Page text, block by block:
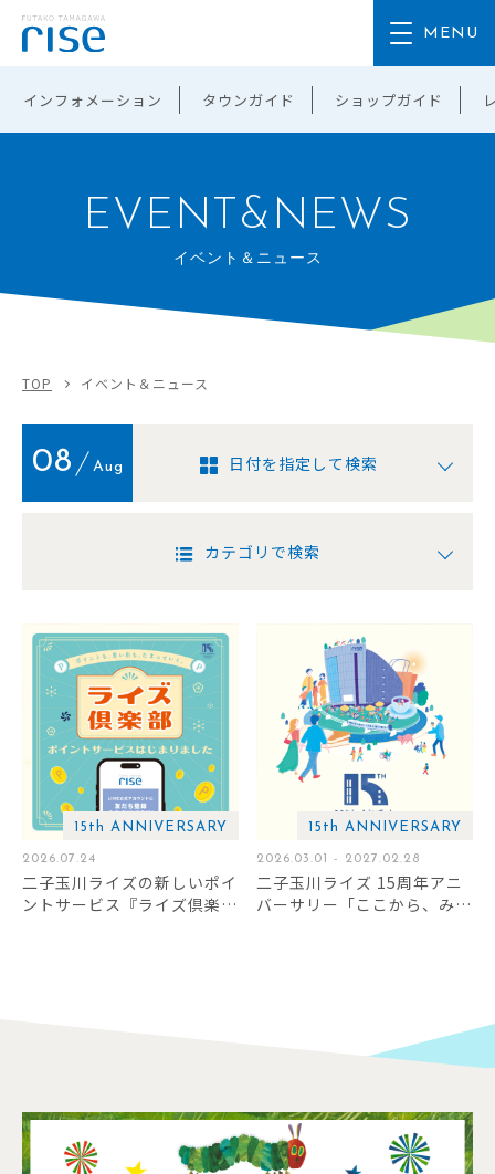
インフォメーション タウンガイド ショップガイド
EVENT&NEWS
イベント＆ニュース
TOP イベント＆ニュース
08 Aug 日付を指定して検索
カテゴリで検索
15th ANNIVERSARY
2026.07.24
二子玉川ライズの新しいポイ
ントサービス『ライズ倶楽
15th ANNIVERSARY
2026.03.01 - 2027.02.28
二子玉川ライズ 15周年アニ
バーサリー「ここから、みら